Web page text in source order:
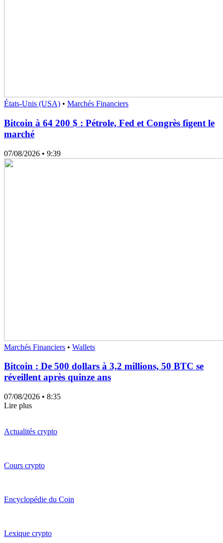
États-Unis (USA) • Marchés Financiers
Bitcoin à 64 200 $ : Pétrole, Fed et Congrès figent le
marché
07/08/2026 • 9:39
Marchés Financiers • Wallets
Bitcoin : De 500 dollars à 3,2 millions, 50 BTC se
réveillent après quinze ans
07/08/2026 • 8:35
Lire plus
Actualités crypto
Cours crypto
Encyclopédie du Coin
Lexique crypto